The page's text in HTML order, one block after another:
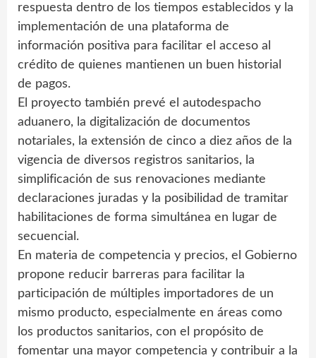
respuesta dentro de los tiempos establecidos y la
implementación de una plataforma de
información positiva para facilitar el acceso al
crédito de quienes mantienen un buen historial
de pagos.
El proyecto también prevé el autodespacho
aduanero, la digitalización de documentos
notariales, la extensión de cinco a diez años de la
vigencia de diversos registros sanitarios, la
simplificación de sus renovaciones mediante
declaraciones juradas y la posibilidad de tramitar
habilitaciones de forma simultánea en lugar de
secuencial.
En materia de competencia y precios, el Gobierno
propone reducir barreras para facilitar la
participación de múltiples importadores de un
mismo producto, especialmente en áreas como
los productos sanitarios, con el propósito de
fomentar una mayor competencia y contribuir a la